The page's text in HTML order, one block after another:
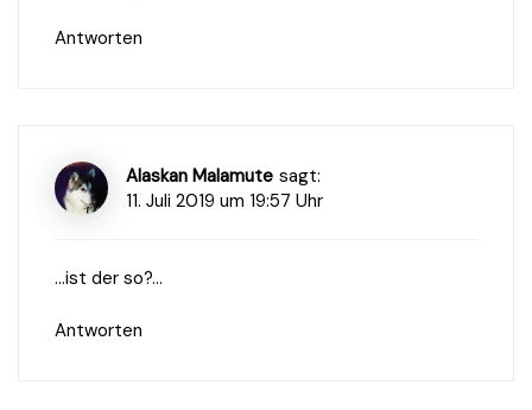
Antworten
Alaskan Malamute sagt:
11. Juli 2019 um 19:57 Uhr
…ist der so?…
Antworten